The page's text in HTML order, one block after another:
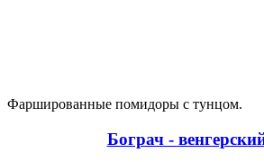
Фаршированные помидоры с тунцом.
Бограч -